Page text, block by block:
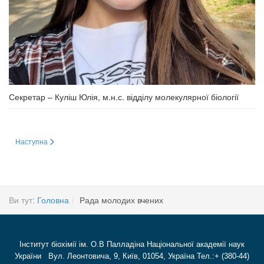
Секретар – Куліш Юлія, м.н.с. відділу молекулярної біології
Наступна стаття: Facebook
Наступна
Ви тут: Головна Рада молодих вчених
Інститут біохімії ім. О.В Палладіна Національної академії наук
України Вул. Леонтовича, 9, Київ, 01054, Україна Тел.:+ (380-44)